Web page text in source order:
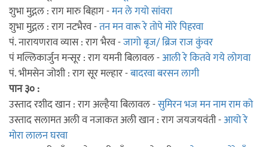
शुभा मुद्गल : राग मारु बिहाग -मन ले गयो सांवरा
शुभा मुद्गल : राग नटभैरव -तन मन वारू रे तोपे मोरे पिहरवा
पं. नारायणराव व्यास : राग भैरव -जागो बृज/ ब्रिज राज कुंवर
पं मल्लिकार्जुन मन्सूर : राग यमनी बिलावल -आली रे कितवे गये लोगवा
पं. भीमसेन जोशी : राग सूर मल्हार -बादरवा बरसन लागी
पान ३० :
उस्ताद रशीद खान : राग अल्हैया बिलावल -सुमिरन भज मन नाम राम को
उस्ताद सलामत अली व नजाकत अली खान : राग जयजयवंती -आयो रे
मोरा लालन घरवा